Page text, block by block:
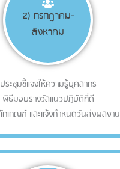
2) กรกฎาคม-
สิงหาคม
ประชุมชี้แจงให้ความรู้บุคลากร
พิธีมอบรางวัลแนวปฏิบัติที่ดี
กเกณฑ์ และแจ้งกำหนดวันส่งผลงาน